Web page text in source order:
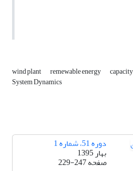
wind plant remewable energy
System Dynamics
دوره 51، شماره 1
بهار 1395
صفحه229-247